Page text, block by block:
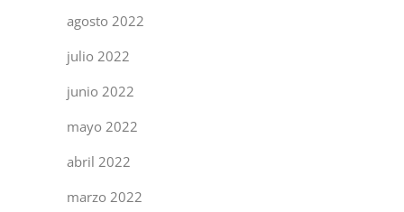
agosto 2022
julio 2022
junio 2022
mayo 2022
abril 2022
marzo 2022